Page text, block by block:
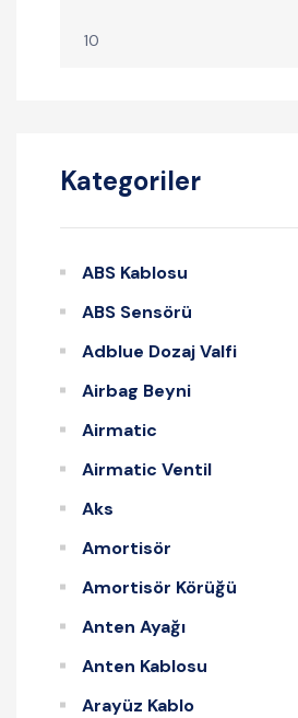
Kategoriler
ABS Kablosu
ABS Sensörü
Adblue Dozaj Valfi
Airbag Beyni
Airmatic
Airmatic Ventil
Aks
Amortisör
Amortisör Körüğü
Anten Ayağı
Anten Kablosu
Arayüz Kablo